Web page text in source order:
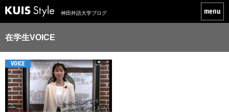
神田外語大学ブログ
在学生VOICE
VOICE